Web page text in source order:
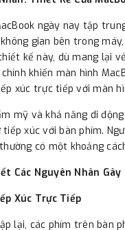
ngày nay tập
gian bên trong
kế này, dù mang lại
khiến màn hình
xúc trực tiếp với màn
mỹ và khả năng di
xúc với bàn phím.
có một khoảng
Các Nguyên Nhân Gây
Xúc Trực Tiếp
lại, các phím trên bàn